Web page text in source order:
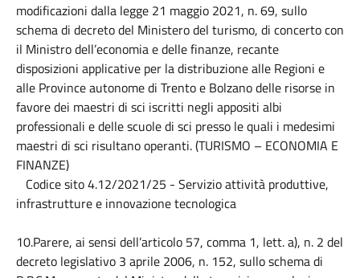
modificazioni dalla legge 21 maggio 2021, n. 69, sullo
schema di decreto del Ministero del turismo, di concerto con
il Ministro dell’economia e delle finanze, recante
disposizioni applicative per la distribuzione alle Regioni e
alle Province autonome di Trento e Bolzano delle risorse in
favore dei maestri di sci iscritti negli appositi albi
professionali e delle scuole di sci presso le quali i medesimi
maestri di sci risultano operanti. (TURISMO – ECONOMIA E
FINANZE)
Codice sito 4.12/2021/25 - Servizio attività produttive,
infrastrutture e innovazione tecnologica
10.Parere, ai sensi dell’articolo 57, comma 1, lett. a), n. 2 del
decreto legislativo 3 aprile 2006, n. 152, sullo schema di